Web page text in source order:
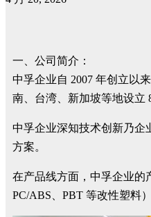
一、公司简介：
中孚企业自 2007 年创立以
南、台湾、新加坡等地设立
中孚企业深知技术创新乃企
方案。
在产品线方面，中孚企业的
PC/ABS、PBT 等改性塑料